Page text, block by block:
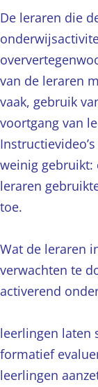
De leraren die
van de leraren
vaak, gebruik
voortgang van
weinig gebruikt:
leraren
toe.
Wat de leraren
verwachten te
activerend
leerlingen laten
formatief
leerlingen